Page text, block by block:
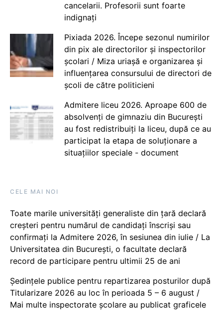
cancelarii. Profesorii sunt foarte
indignați
Pixiada 2026. Începe sezonul numirilor
din pix ale directorilor și inspectorilor
școlari / Miza uriașă e organizarea și
influențarea consursului de directori de
școli de către politicieni
Admitere liceu 2026. Aproape 600 de
absolvenți de gimnaziu din București
au fost redistribuiți la liceu, după ce au
participat la etapa de soluționare a
situațiilor speciale - document
CELE MAI NOI
Toate marile universități generaliste din țară declară
creșteri pentru numărul de candidați înscriși sau
confirmați la Admitere 2026, în sesiunea din iulie / La
Universitatea din București, o facultate declară
record de participare pentru ultimii 25 de ani
Ședințele publice pentru repartizarea posturilor după
Titularizare 2026 au loc în perioada 5 – 6 august /
Mai multe inspectorate școlare au publicat graficele